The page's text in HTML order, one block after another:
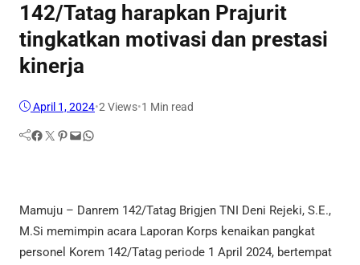
142/Tatag harapkan Prajurit
tingkatkan motivasi dan prestasi
kinerja
April 1, 2024•2 Views•1 Min read
Facebook Twitter Pinterest Mail WhatsApp
Mamuju – Danrem 142/Tatag Brigjen TNI Deni Rejeki, S.E.,
M.Si memimpin acara Laporan Korps kenaikan pangkat
personel Korem 142/Tatag periode 1 April 2024, bertempat